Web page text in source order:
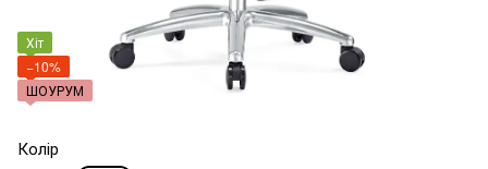
Хіт
−10%
ШОУРУМ
Колір